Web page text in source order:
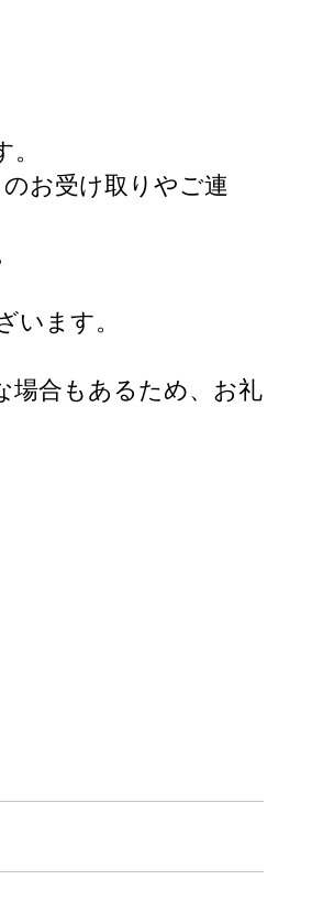
お受け取りやご連
います。
場合もあるため、お礼